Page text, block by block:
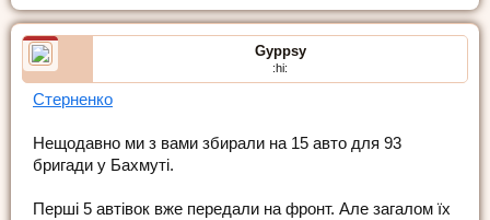
Gyppsy
:hi:
Стерненко
Нещодавно ми з вами збирали на 15 авто для 93
бригади у Бахмуті.
Перші 5 автівок вже передали на фронт. Але загалом їх